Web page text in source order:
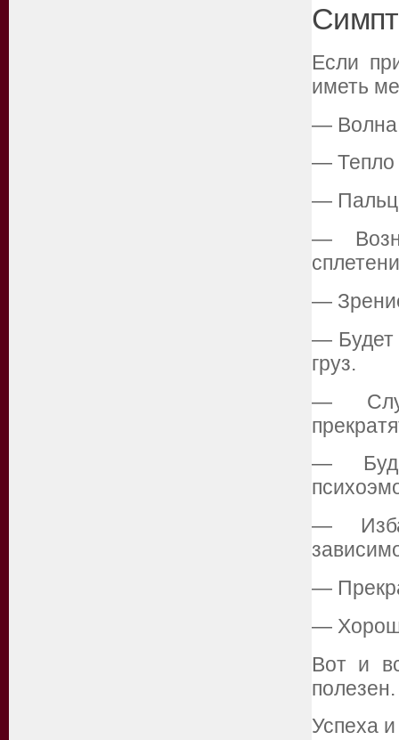
Если
иметь
— Волна
— Тепло
—
—
—
— Будет
груз.
—
—
—
—
—
Вот и
полезен.
Успеха